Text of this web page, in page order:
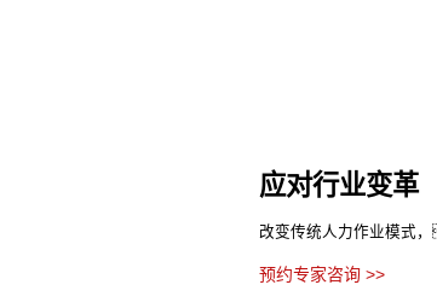
应对行业变革
改变传统人力作业模
预约专家咨询 >>